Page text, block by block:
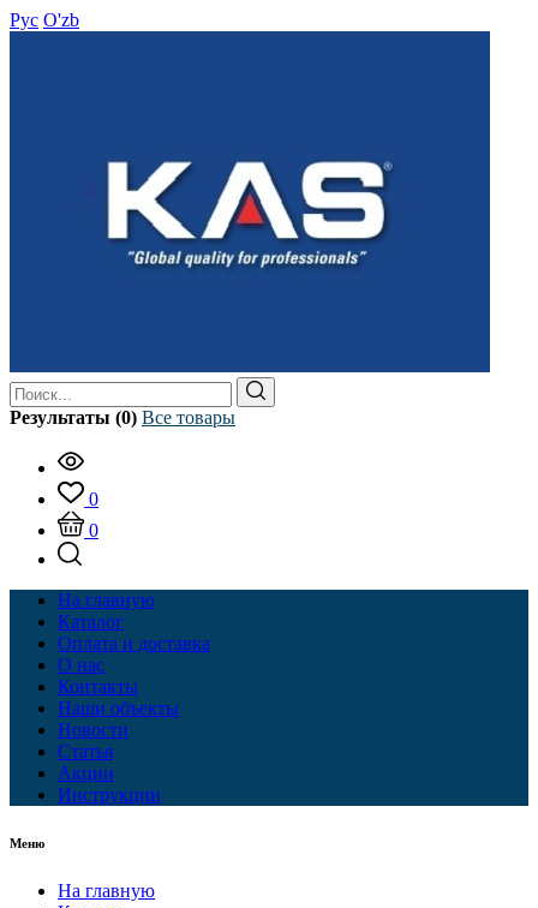
Рус O'zb
Результаты (0) Все товары
0
0
На главную
Каталог
Оплата и доставка
О нас
Контакты
Наши объекты
Новости
Статья
Акции
Инструкции
Меню
На главную